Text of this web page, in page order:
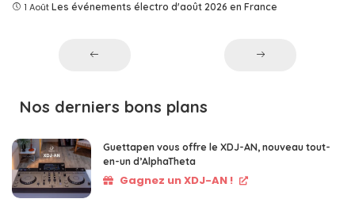
1 Août Les événements électro d'août 2026 en France
Nos derniers bons plans
Guettapen vous offre le XDJ-AN, nouveau tout-
en-un d’AlphaTheta
Gagnez un XDJ-AN !